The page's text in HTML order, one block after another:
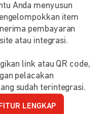
Anda menyusun
item
pembayaran
atau integrasi.
link atau QR code,
pelacakan
sudah terintegrasi.
LENGKAP